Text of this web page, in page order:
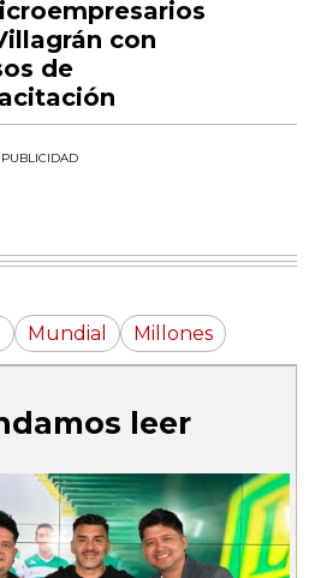
con
de
PUBLICIDAD
Mundial Millones
leer